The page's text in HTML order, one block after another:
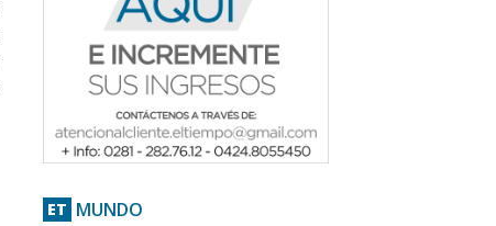
ET MUNDO